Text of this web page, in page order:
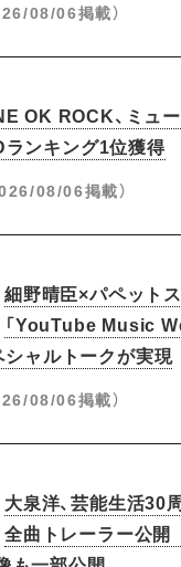
08/06掲載）
OK ROCK、ミュ
ランキング1位獲得
08/06掲載）
細野晴臣×パペットス
「YouTube Music
シャルトークが実現
08/06掲載）
大泉洋、芸能生活30
全曲トレーラー公